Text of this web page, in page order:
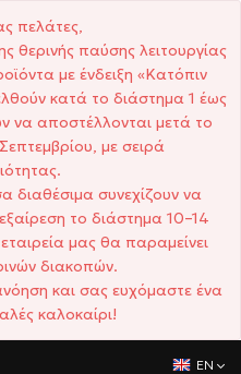
πελάτες,
θερινής παύσης λειτουργίας
με ένδειξη «Κατόπιν
κατά το διάστημα 1 έως
να αποστέλλονται μετά το
με σειρά
διαθέσιμα συνεχίζουν να
το διάστημα 10–14
μας θα παραμείνει
διακοπών.
και σας ευχόμαστε ένα
καλοκαίρι!
EN